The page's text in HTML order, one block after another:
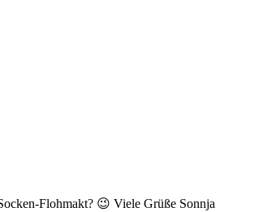
Flohmakt? 😉 Viele Grüße Sonnja